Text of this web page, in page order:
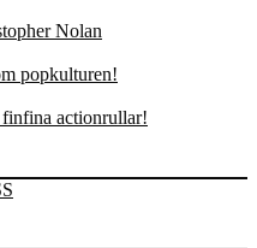
Nolan
popkulturen!
actionrullar!